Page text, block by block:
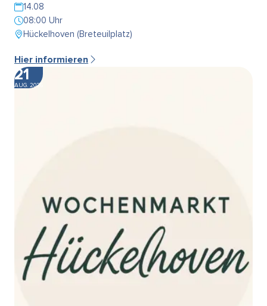
14.08
08:00 Uhr
Hückelhoven (Breteuilplatz)
Hier informieren
21
AUG. 2026